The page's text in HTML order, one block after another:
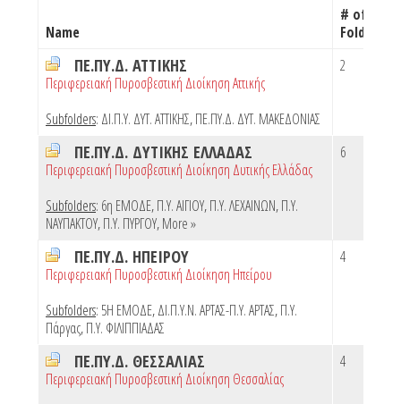
Name
# of
Folders
ΠΕ.ΠΥ.Δ. ΑΤΤΙΚΗΣ
Περιφερειακή Πυροσβεστική Διοίκηση Αττικής
Subfolders: ΔΙ.Π.Υ. ΔΥΤ. ΑΤΤΙΚΗΣ,ΠΕ.ΠΥ.Δ. ΔΥΤ. ΜΑΚΕΔΟΝΙΑΣ
2
ΠΕ.ΠΥ.Δ. ΔΥΤΙΚΗΣ ΕΛΛΑΔΑΣ
Περιφερειακή Πυροσβεστική Διοίκηση Δυτικής Ελλάδας
Subfolders: 6η ΕΜΟΔΕ,Π.Υ. ΑΙΓΙΟΥ,Π.Υ. ΛΕΧΑΙΝΩΝ,Π.Υ.
ΝΑΥΠΑΚΤΟΥ,Π.Υ. ΠΥΡΓΟΥ,More »
6
ΠΕ.ΠΥ.Δ. ΗΠΕΙΡΟΥ
Περιφερειακή Πυροσβεστική Διοίκηση Ηπείρου
Subfolders: 5Η ΕΜΟΔΕ,ΔΙ.Π.Υ.Ν. ΑΡΤΑΣ-Π.Υ. ΑΡΤΑΣ,Π.Υ.
Πάργας,Π.Υ. ΦΙΛΙΠΠΙΑΔΑΣ
4
ΠΕ.ΠΥ.Δ. ΘΕΣΣΑΛΙΑΣ
Περιφερειακή Πυροσβεστική Διοίκηση Θεσσαλίας
4